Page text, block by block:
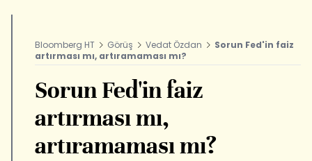
görevlerinde bulundu. Avrupa Konseyi Denetim Kurulu
danışmanlık ve yönetim kurulu üyeliği pozisyonlarında
çalıştı. Halen Bloomberg HT Televizyonu ve Radyosu'nda
yorumculuk yapıyor.
Bloomberg HT Görüş Vedat Özdan
Sorun Fed'in faiz
artırması mı, artıramaması mı?
Sorun Fed'in faiz
artırması mı,
artıramaması mı?